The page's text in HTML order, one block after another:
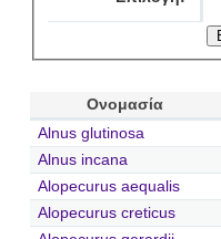
Ονομασία
Alnus glutinosa
Alnus incana
Alopecurus aequalis
Alopecurus creticus